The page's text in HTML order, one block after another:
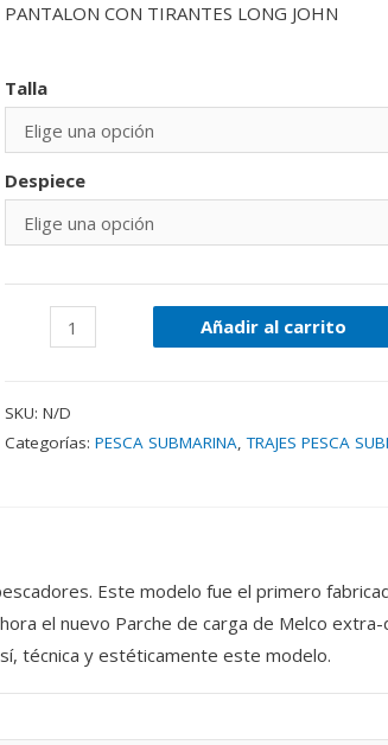
PANTALON CON TIRANTES LONG JOHN
Talla
Despiece
Añadir al carrito
SKU: N/D
Categorías: PESCA SUBMARINA,TRAJES PESCA
Este modelo fue el primero
el nuevo Parche de carga de Melco
técnica y estéticamente este modelo.